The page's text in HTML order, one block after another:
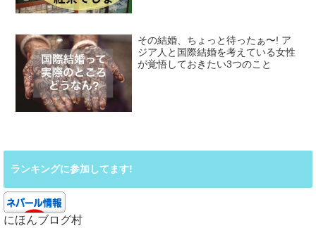
その結婚、ちょっと待ったぁ〜! ア
ジア人と国際結婚を考えている女性
が覚悟しておきたい3つのこと
ランキングに参加してます!
にほんブログ村